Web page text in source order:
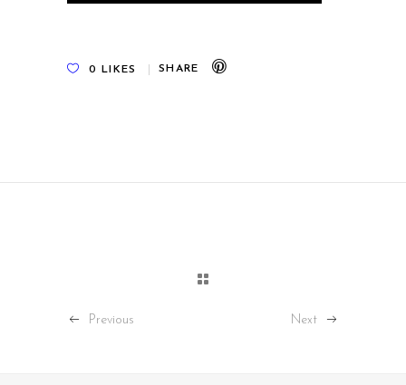
0 LIKES
Previous Next